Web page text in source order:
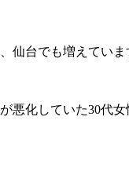
仙台でも増えていま
悪化していた30代女